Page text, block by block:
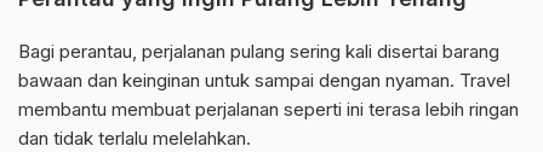
Bagi perantau, perjalanan pulang sering kali disertai barang
bawaan dan keinginan untuk sampai dengan nyaman. Travel
membantu membuat perjalanan seperti ini terasa lebih ringan
dan tidak terlalu melelahkan.